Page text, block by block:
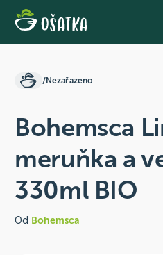
/Nezařazeno
Bohemsca
meruňka a
330ml BIO
Od Bohemsca